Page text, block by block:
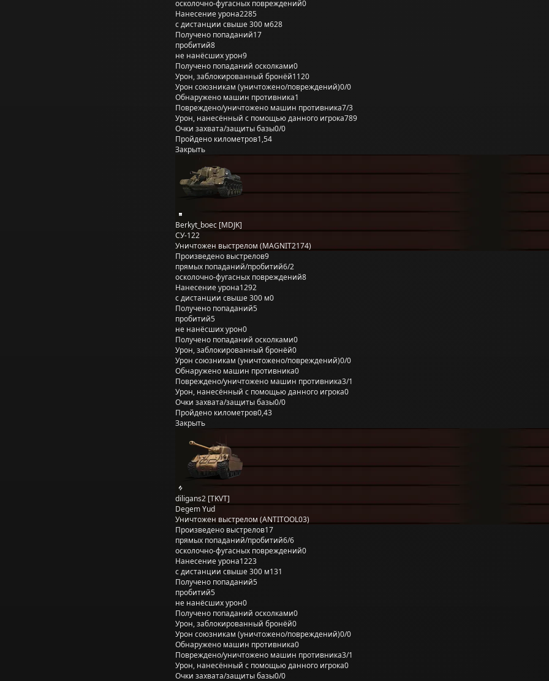
осколочно-фугасных повреждений0
Нанесение урона2285
с дистанции свыше 300 м628
Получено попаданий17
пробитий8
не нанёсших урон9
Получено попаданий осколками0
Урон, заблокированный бронёй1120
Урон союзникам (уничтожено/повреждений)0/0
Обнаружено машин противника1
Повреждено/уничтожено машин противника7/3
Урон, нанесённый с помощью данного игрока789
Очки захвата/защиты базы0/0
Пройдено километров1,54
Закрыть
Berkyt_boec [MDJK]
СУ-122
Уничтожен выстрелом (MAGNIT2174)
Произведено выстрелов9
прямых попаданий/пробитий6/2
осколочно-фугасных повреждений8
Нанесение урона1292
с дистанции свыше 300 м0
Получено попаданий5
пробитий5
не нанёсших урон0
Получено попаданий осколками0
Урон, заблокированный бронёй0
Урон союзникам (уничтожено/повреждений)0/0
Обнаружено машин противника0
Повреждено/уничтожено машин противника3/1
Урон, нанесённый с помощью данного игрока0
Очки захвата/защиты базы0/0
Пройдено километров0,43
Закрыть
diligans2 [TKVT]
Degem Yud
Уничтожен выстрелом (ANTITOOL03)
Произведено выстрелов17
прямых попаданий/пробитий6/6
осколочно-фугасных повреждений0
Нанесение урона1223
с дистанции свыше 300 м131
Получено попаданий5
пробитий5
не нанёсших урон0
Получено попаданий осколками0
Урон, заблокированный бронёй0
Урон союзникам (уничтожено/повреждений)0/0
Обнаружено машин противника0
Повреждено/уничтожено машин противника3/1
Урон, нанесённый с помощью данного игрока0
Очки захвата/защиты базы0/0